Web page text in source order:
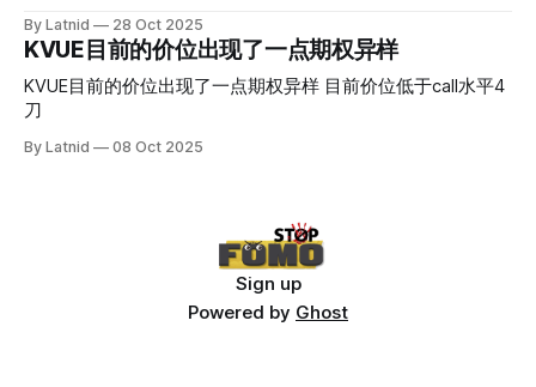
By Latnid 28 Oct 2025
KVUE目前的价位出现了一点期权异样
KVUE目前的价位出现了一点期权异样 目前价位低于call水平4
刀
By Latnid 08 Oct 2025
Sign up
Powered by Ghost